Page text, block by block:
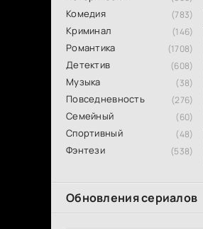
Комедия (783)
Криминал (146)
Романтика (1708)
Детектив (608)
Музыка (38)
Повседневность (276)
Семейный (60)
Спортивный (48)
Фэнтези (538)
Обновления сериалов